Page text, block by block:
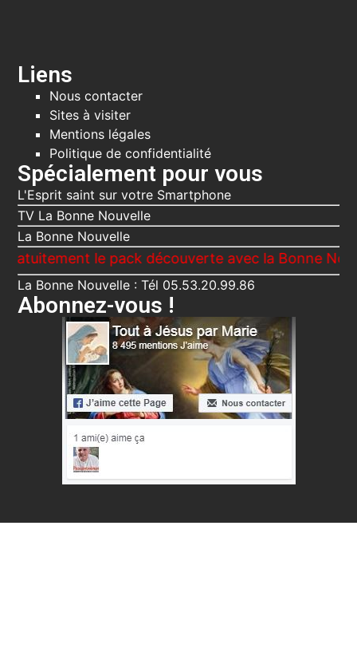
Liens
Nous contacter
Sites à visiter
Mentions légales
Politique de confidentialité
Spécialement pour vous
L'Esprit saint sur votre Smartphone
TV La Bonne Nouvelle
La Bonne Nouvelle
le pack découverte avec la Bonne Nouvelle,
La Bonne Nouvelle : Tél 05.53.20.99.86
Abonnez-vous !